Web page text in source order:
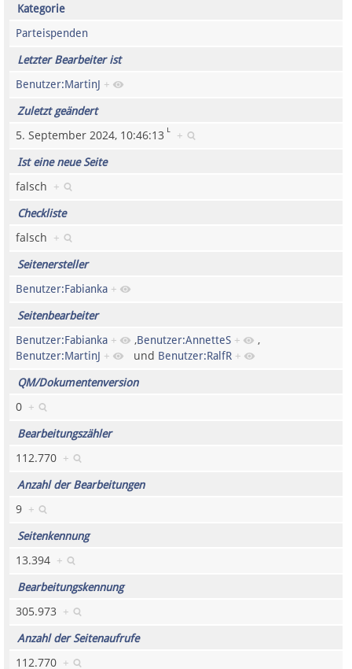
Fördermitglied werden
Newsletter
Facebook
Anmelden
Datenschutz
Impressum
Kategorie
Parteispenden
Letzter Bearbeiter ist
Benutzer:MartinJ +
Zuletzt geändert
5. September 2024, 10:46:13ᴸ +
Ist eine neue Seite
falsch +
Checkliste
falsch +
Seitenersteller
Benutzer:Fabianka +
Seitenbearbeiter
Benutzer:Fabianka + ,Benutzer:AnnetteS + ,
Benutzer:MartinJ + und Benutzer:RalfR +
QM/Dokumentenversion
0 +
Bearbeitungszähler
112.770 +
Anzahl der Bearbeitungen
9 +
Seitenkennung
13.394 +
Bearbeitungskennung
305.973 +
Anzahl der Seitenaufrufe
112.770 +